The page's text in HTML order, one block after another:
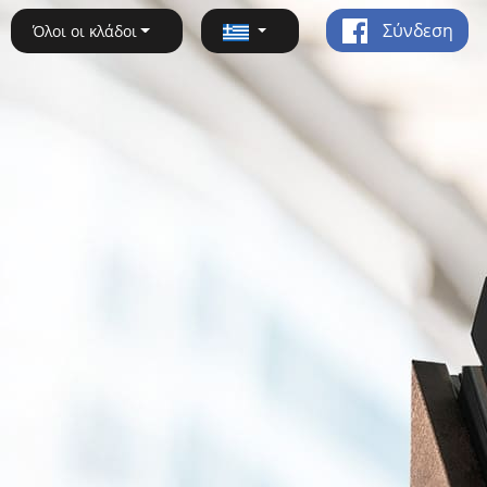
Όλοι οι κλάδοι Σύνδεση